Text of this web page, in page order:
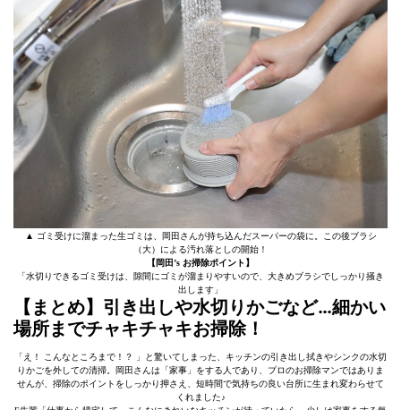
▲ ゴミ受けに溜まった生ゴミは、岡田さんが持ち込んだスーパーの袋に。この後ブラシ
（大）による汚れ落としの開始！
【岡田’s お掃除ポイント】
「水切りできるゴミ受けは、隙間にゴミが溜まりやすいので、大きめブラシでしっかり掻き
出します」
【まとめ】引き出しや水切りかごなど…細かい
場所までチャキチャキお掃除！
「え！ こんなところまで！？ 」と驚いてしまった、キッチンの引き出し拭きやシンクの水切
りかごを外しての清掃。岡田さんは「家事」をする人であり、プロのお掃除マンではありま
せんが、掃除のポイントをしっかり押さえ、短時間で気持ちの良い台所に生まれ変わらせて
くれました♪